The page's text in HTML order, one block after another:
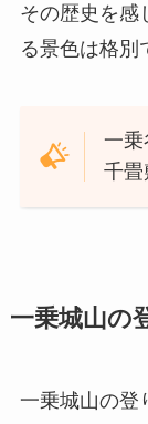
その歴史を感
る景色は格別
一乗
千畳
一乗城山の
一乗城山の登